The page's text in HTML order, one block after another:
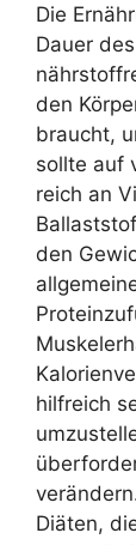
Die
Dauer
den
braucht,
sollte auf
reich an
den
hilfreich
Diäten,